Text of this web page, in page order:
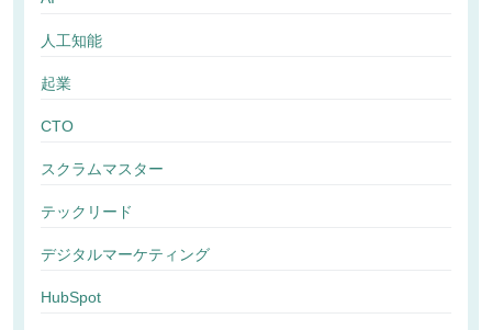
人工知能
起業
CTO
スクラムマスター
テックリード
デジタルマーケティング
HubSpot